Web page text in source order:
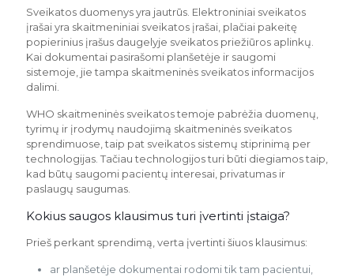
Sveikatos duomenys yra jautrūs. Elektroniniai sveikatos
įrašai yra skaitmeniniai sveikatos įrašai, plačiai pakeitę
popierinius įrašus daugelyje sveikatos priežiūros aplinkų.
Kai dokumentai pasirašomi planšetėje ir saugomi
sistemoje, jie tampa skaitmeninės sveikatos informacijos
dalimi.
WHO skaitmeninės sveikatos temoje pabrėžia duomenų,
tyrimų ir įrodymų naudojimą skaitmeninės sveikatos
sprendimuose, taip pat sveikatos sistemų stiprinimą per
technologijas. Tačiau technologijos turi būti diegiamos taip,
kad būtų saugomi pacientų interesai, privatumas ir
paslaugų saugumas.
Kokius saugos klausimus turi įvertinti įstaiga?
Prieš perkant sprendimą, verta įvertinti šiuos klausimus:
ar planšetėje dokumentai rodomi tik tam pacientui,